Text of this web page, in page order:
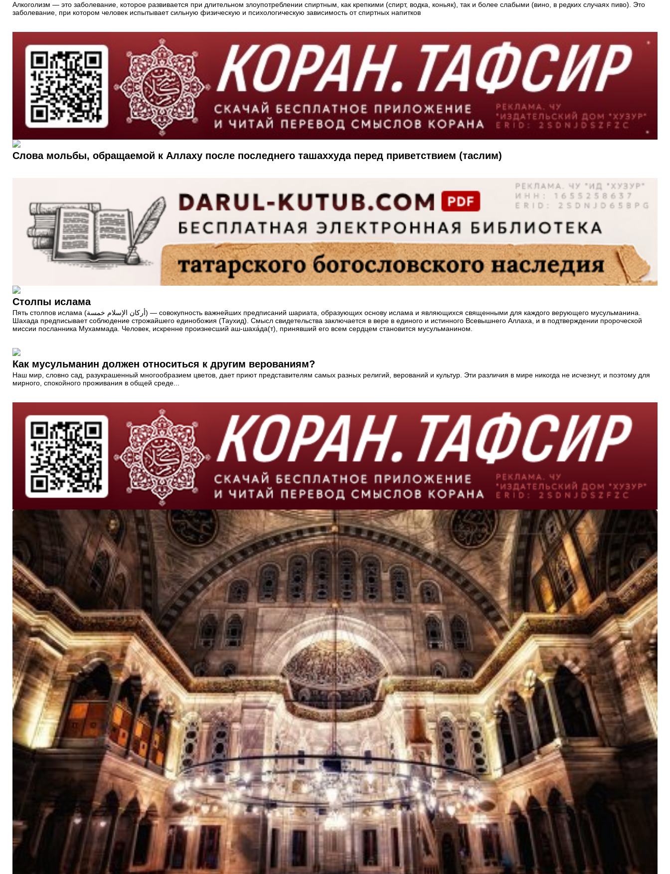
Алкоголизм — это заболевание, которое развивается при длительном злоупотреблении спиртным, как крепкими (спирт, водка, коньяк), так и более слабыми (вино, в редких случаях пиво). Это
заболевание, при котором человек испытывает сильную физическую и психологическую зависимость от спиртных напитков
Слова мольбы, обращаемой к Аллаху после последнего ташаххуда перед приветствием (таслим)
Столпы ислама
Пять столпов ислама (أركان الإسلام خمسة‎‎‎) — совокупность важнейших предписаний шариата, образующих основу ислама и являющихся священными для каждого верующего мусульманина.
Шахада предписывает соблюдение строжайшего единобожия (Таухид). Смысл свидетельства заключается в вере в единого и истинного Всевышнего Аллаха, и в подтверждении пророческой
миссии посланника Мухаммада. Человек, искренне произнесший аш-шаха́да(т), принявший его всем сердцем становится мусульманином.
Как мусульманин должен относиться к другим верованиям?
Наш мир, словно сад, разукрашенный многообразием цветов, дает приют представителям самых разных религий, верований и культур. Эти различия в мире никогда не исчезнут, и поэтому для
мирного, спокойного проживания в общей среде...